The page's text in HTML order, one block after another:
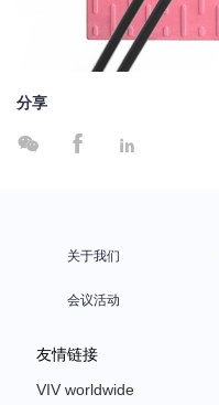
分享
  
关于我们
会议活动
友情链接
VIV worldwide